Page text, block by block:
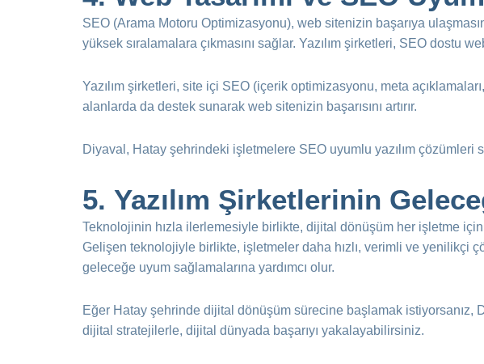
SEO (Arama Motoru Optimizasyonu), web sitenizin başarıya
yüksek sıralamalara çıkmasını sağlar. Yazılım şirketleri, SEO
Yazılım şirketleri, site içi SEO (içerik optimizasyonu, meta
alanlarda da destek sunarak web sitenizin başarısını artırır.
Diyaval, Hatay şehrindeki işletmelere SEO uyumlu yazılım çözümleri
5. Yazılım Şirketlerinin
Teknolojinin hızla ilerlemesiyle birlikte, dijital dönüşüm her işletme
Gelişen teknolojiyle birlikte, işletmeler daha hızlı, verimli ve yenilikçi
geleceğe uyum sağlamalarına yardımcı olur.
Eğer Hatay şehrinde dijital dönüşüm sürecine başlamak istiyorsanız,
dijital stratejilerle, dijital dünyada başarıyı yakalayabilirsiniz.